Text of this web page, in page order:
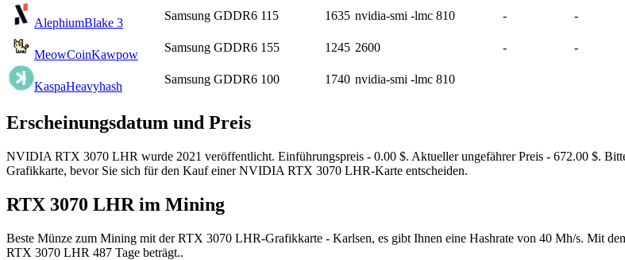
AlephiumBlake 3
Samsung GDDR6 115 1635 nvidia-smi -lmc 810 - -
MeowCoinKawpow
Samsung GDDR6 155 1245 2600 - -
KaspaHeavyhash
Samsung GDDR6 100 1740 nvidia-smi -lmc 810
Erscheinungsdatum und Preis
NVIDIA RTX 3070 LHR wurde 2021 veröffentlicht. Einführungspreis - 0.00 $. Aktueller ungefährer Preis - 672.00 $.
Grafikkarte, bevor Sie sich für den Kauf einer NVIDIA RTX 3070 LHR-Karte entscheiden.
RTX 3070 LHR im Mining
Beste Münze zum Mining mit der RTX 3070 LHR-Grafikkarte - Karlsen, es gibt Ihnen eine Hashrate von 40 Mh/s. Mit
RTX 3070 LHR 487 Tage beträgt..